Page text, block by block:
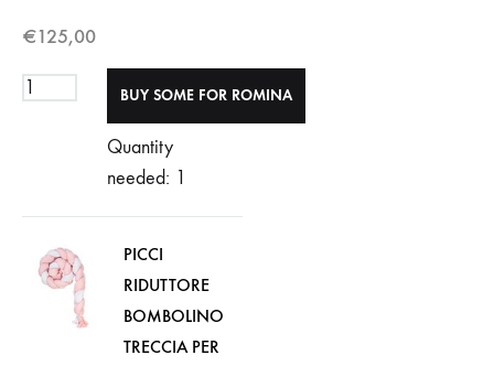
€125,00
Quantity
needed: 1
PICCI
RIDUTTORE
BOMBOLINO
TRECCIA PER